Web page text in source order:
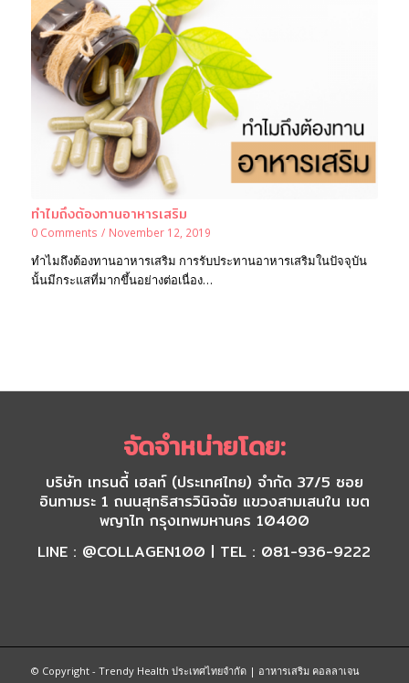
ทำไมถึงต้องทานอาหารเสริม
0 Comments / November 12, 2019
ทำไมถึงต้องทานอาหารเสริม การรับประทานอาหารเสริมในปัจจุบัน
นั้นมีกระแสที่มากขึ้นอย่างต่อเนื่อง…
จัดจำหน่ายโดย:
บริษัท เทรนดี้ เฮลท์ (ประเทศไทย) จำกัด 37/5 ซอย
อินทามระ 1 ถนนสุทธิสารวินิจฉัย แขวงสามเสนใน เขต
พญาไท กรุงเทพมหานคร 10400
LINE : @COLLAGEN100 | TEL : 081-936-9222
© Copyright - Trendy Health ประเทศไทยจำกัด | อาหารเสริม คอลลาเจน